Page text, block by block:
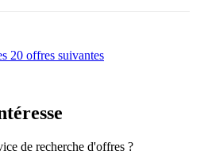
20 offres suivantes
de recherche d'offres ?